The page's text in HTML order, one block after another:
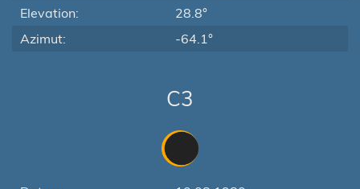
Elevation:
28.8°
Azimut:
-64.1°
C3